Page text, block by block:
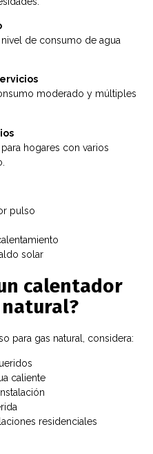
de consumo de agua
moderado y múltiples
hogares con varios
pulso
solar
calentador
para gas natural, considera:
caliente
residenciales